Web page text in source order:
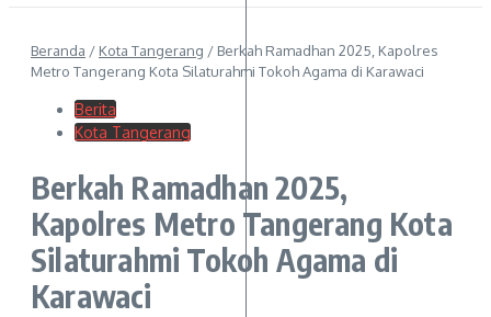
Beranda / Kota Tangerang / Berkah Ramadhan 2025, Kapolres
Metro Tangerang Kota Silaturahmi Tokoh Agama di Karawaci
Berita
Kota Tangerang
Berkah Ramadhan 2025,
Kapolres Metro Tangerang Kota
Silaturahmi Tokoh Agama di
Karawaci